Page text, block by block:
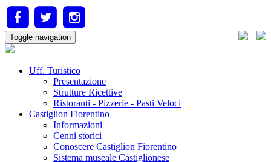
Toggle navigation
Uff. Turistico
Presentazione
Strutture Ricettive
Ristoranti - Pizzerie - Pasti Veloci
Castiglion Fiorentino
Informazioni
Cenni storici
Conoscere Castiglion Fiorentino
Sistema museale Castiglionese